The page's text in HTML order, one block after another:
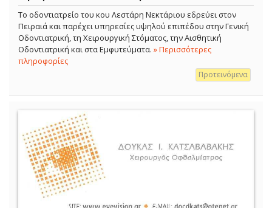
Το οδοντιατρείο του κου Λεστάρη Νεκτάριου εδρεύει στον
Πειραιά και παρέχει υπηρεσίες υψηλού επιπέδου στην Γενική
Οδοντιατρική, τη Χειρουργική Στόματος, την Αισθητική
Οδοντιατρική και στα Εμφυτεύματα. » Περισσότερες
πληροφορίες
Προτεινόμενα